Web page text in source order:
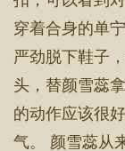
穿着合身的单
严劲脱下鞋子
头，替颜雪蕊
的动作应该很
气。 颜雪蕊从